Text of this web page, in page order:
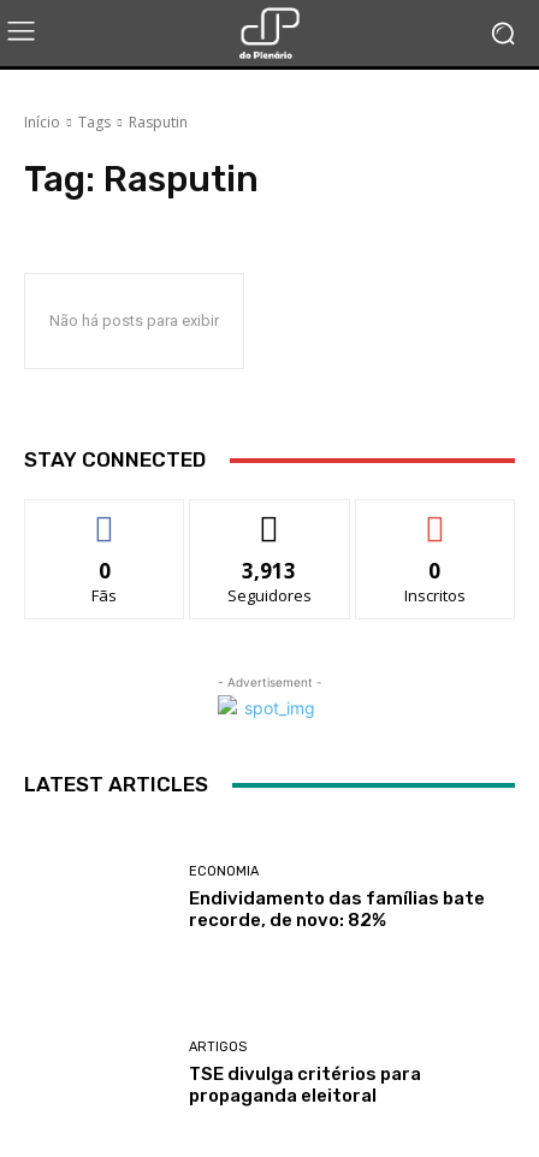
Início Tags Rasputin
Tag: Rasputin
Não há posts para exibir
STAY CONNECTED
0
Fãs
3,913
Seguidores
0
Inscritos
- Advertisement -
LATEST ARTICLES
ECONOMIA
Endividamento das famílias bate
recorde, de novo: 82%
ARTIGOS
TSE divulga critérios para
propaganda eleitoral